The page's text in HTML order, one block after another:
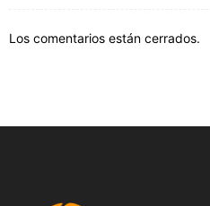
Los comentarios están cerrados.